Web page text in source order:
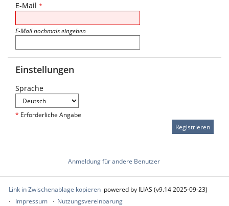
E-Mail *
E-Mail nochmals eingeben
Einstellungen
Sprache
* Erforderliche Angabe
Anmeldung für andere Benutzer
Link in Zwischenablage kopieren powered by ILIAS (v9.14 2025-09-23)
Impressum
Nutzungsvereinbarung